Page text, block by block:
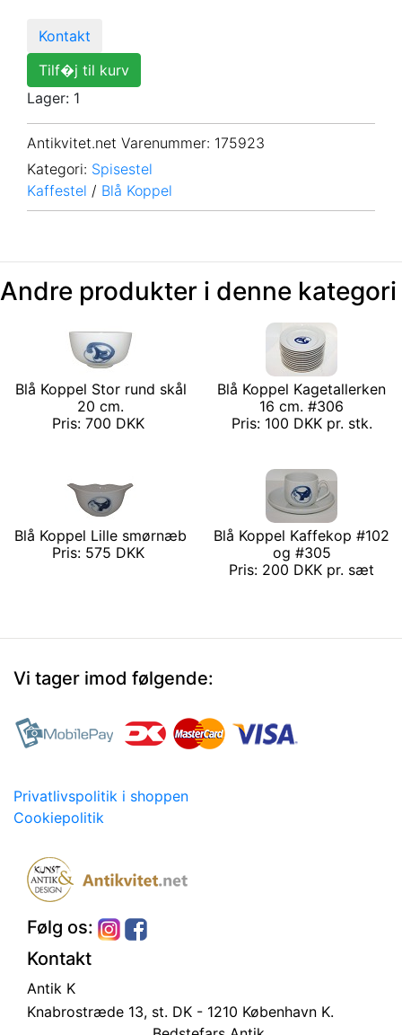
Kontakt
Tilf�j til kurv
Lager: 1
Antikvitet.net Varenummer: 175923
Kategori: Spisestel
Kaffestel / Blå Koppel
Andre produkter i denne kategori
Blå Koppel Stor rund skål
20 cm.
Pris: 700 DKK
Blå Koppel Kagetallerken
16 cm. #306
Pris: 100 DKK pr. stk.
Blå Koppel Lille smørnæb
Pris: 575 DKK
Blå Koppel Kaffekop #102
og #305
Pris: 200 DKK pr. sæt
Vi tager imod følgende:
Privatlivspolitik i shoppen
Cookiepolitik
Følg os:
Kontakt
Antik K
Knabrostræde 13, st. DK - 1210 København K.